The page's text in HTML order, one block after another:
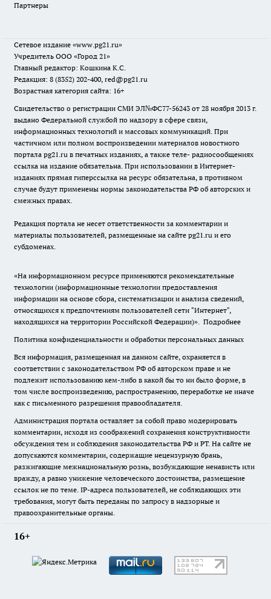
Партнеры
Сетевое издание «www.pg21.ru»
Учредитель ООО «Город 21»
Главный редактор: Кошкина К.С.
Редакция: 8 (8352) 202-400, red@pg21.ru
Возрастная категория сайта: 16+
Свидетельство о регистрации СМИ ЭЛ№ФС77-56243 от 28 ноября 2013 г.
выдано Федеральной службой по надзору в сфере связи,
информационных технологий и массовых коммуникаций. При
частичном или полном воспроизведении материалов новостного
портала pg21.ru в печатных изданиях, а также теле- радиосообщениях
ссылка на издание обязательна. При использовании в Интернет-
изданиях прямая гиперссылка на ресурс обязательна, в противном
случае будут применены нормы законодательства РФ об авторских и
смежных правах.
Редакция портала не несет ответственности за комментарии и
материалы пользователей, размещенные на сайте pg21.ru и его
субдоменах.
«На информационном ресурсе применяются рекомендательные
технологии (информационные технологии предоставления
информации на основе сбора, систематизации и анализа сведений,
относящихся к предпочтениям пользователей сети "Интернет",
находящихся на территории Российской Федерации)». Подробнее
Политика конфиденциальности и обработки персональных данных
Вся информация, размещенная на данном сайте, охраняется в
соответствии с законодательством РФ об авторском праве и не
подлежит использованию кем-либо в какой бы то ни было форме, в
том числе воспроизведению, распространению, переработке не иначе
как с письменного разрешения правообладателя.
Администрация портала оставляет за собой право модерировать
комментарии, исходя из соображений сохранения конструктивности
обсуждения тем и соблюдения законодательства РФ и РТ. На сайте не
допускаются комментарии, содержащие нецензурную брань,
разжигающие межнациональную рознь, возбуждающие ненависть или
вражду, а равно унижение человеческого достоинства, размещение
ссылок не по теме. IP-адреса пользователей, не соблюдающих эти
требования, могут быть переданы по запросу в надзорные и
правоохранительные органы.
16+